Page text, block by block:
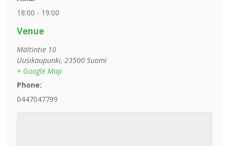
18:00 - 19:00
Venue
Mältintie 10
Uusikaupunki, 23500 Suomi
+ Google Map
Phone:
0447047799